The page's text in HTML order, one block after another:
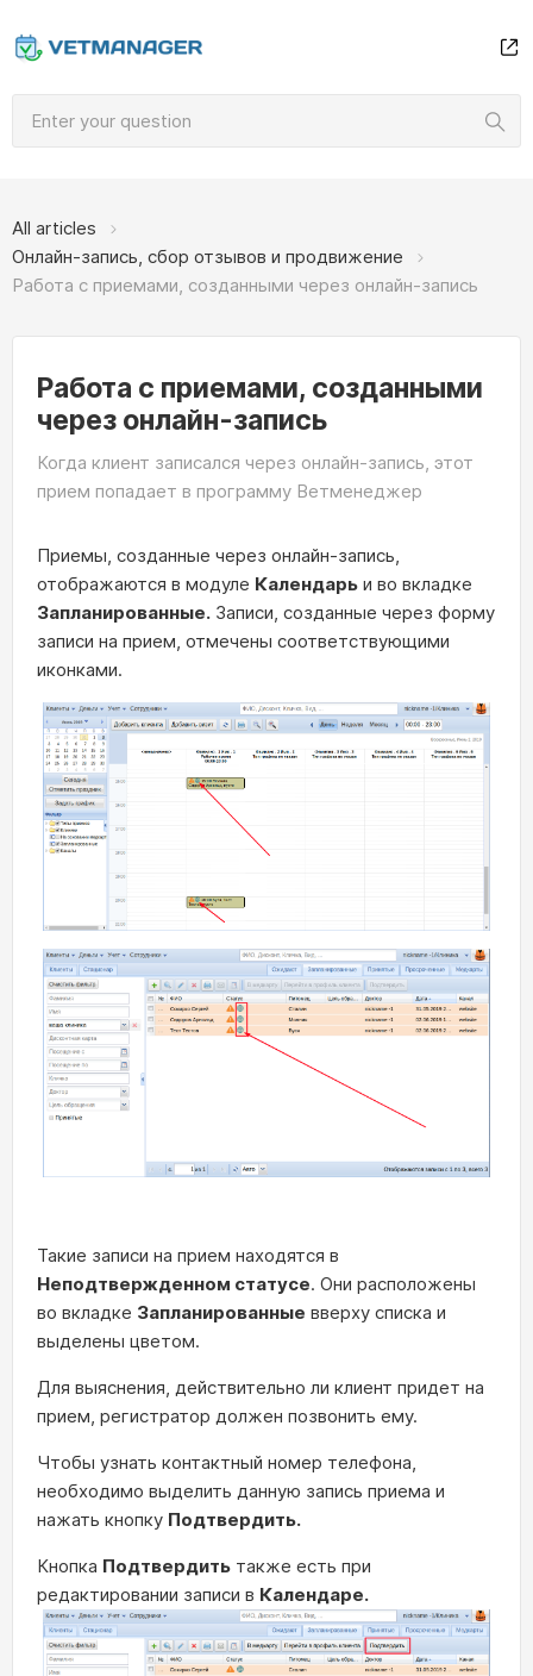
All articles
Онлайн-запись, сбор отзывов и продвижение
Работа с приемами, созданными через онлайн-запись
Работа с приемами, созданными
через онлайн-запись
Когда клиент записался через онлайн-запись, этот
прием попадает в программу Ветменеджер
Приемы, созданные через онлайн-запись,
отображаются в модуле Календарь и во вкладке
Запланированные. Записи, созданные через форму
записи на прием, отмечены соответствующими
иконками.
Такие записи на прием находятся в
Неподтвержденном статусе. Они расположены
во вкладке Запланированные вверху списка и
выделены цветом.
Для выяснения, действительно ли клиент придет на
прием, регистратор должен позвонить ему.
Чтобы узнать контактный номер телефона,
необходимо выделить данную запись приема и
нажать кнопку Подтвердить.
Кнопка Подтвердить также есть при
редактировании записи в Календаре.